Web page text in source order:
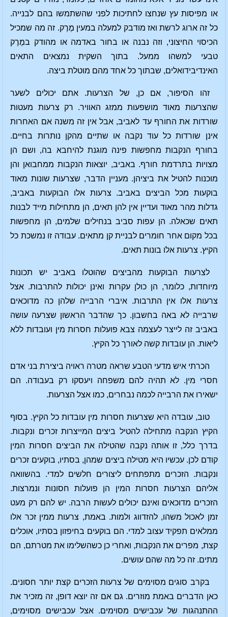
או מפיסות עץ שנחצו לחתיכות לפני שהשתמשו בהם לבנייה.
כל זה ארוג לרשת ואז מודבק למעלה במעין מֶרֶק. זה מה שמכיל
הכיסוי החיצוני, וזה נבנה או בחור באדמה או מהודק במֶרֶק
טבעי למשהו ממעל. בתוך השקית נמצאים התאים
האינדיבידואלים, שבתוך כל אחד מהם מוטלת ביצה.
זהו הסיפור, אם כן, של הצרעות. אתם יכולים לשער
שהצרעות מאוד מושפעות ממזג האוויר. רק צרעות מעטות
שורדות את החורף עד לאביב, אבל אין זה משנה אם האחרות
אינן שורדות כל עוד נקבה או שתיים מהקן נותרות בחיים.
בחורף הנקבות מחפשות פינה מוגנת להיחבא בה, ושם הן
מצויות בתרדמת חורף. באביב, יוצאות הנקבות ממחבואן והן
מוכנות להטיל את ביציהן. מעניין הדבר, שצרעות שונות מאוד
בוקעות מכל הביצים באביב. צרעות אלו הבוקעות באביב,
גדלות מהר מאוד ועדיין אין להן תאים, הן מתחילות מייד לבנות
תאים שכאלה. הן עפות סביב בנחילים שלמים, הן מחפשות
בכל מקום אחר חומרים לבניית קן מתאים. עבודה זו נמשכת כל
הקיץ. צרעות אלו בונות תאים.
לצרעות הבוקעות מהביצים שהוטלו באביב יש תכונות
מיוחדות, כלומר, הן כולן עקרות ואינן יכולות להתרבות. אצל
צרעות אלו אין התרבות. איברי הרבייה שלהן כה מדוכאים
שרבייה לא באה בחשבון. כך שהדבר הראשון שצרעה עושה
באביב זה לייצר לעצמה צבא פועלות חסרות מין ועובדות ללא
ליאות. הן עובדות קשה לאורך כל הקיץ.
הכרתי איש מדעי הטבע שראה מטרה ראויה ביצירת בני אדם
חסרי מין. לא תהיה להם משפחה ויעסקו רק בעבודה. הם
ישאירו את הרבייה לכמה נבחרים, כמו אצל הצרעות.
טוב, עובדה היא שצרעות חסרות מין עובדות כל הקיץ. בסוף
הקיץ הנקבה מתחילה להטיל ביצים המייצרות זכרים ונקבות.
בדרך כלל, זו אותה נקבה שהטילה את הביצים חסרות המין
קודם לכן. עכשיו היא מטילה ביצים שמהן, בסתיו, בוקעים זכרים
ונקבות. הזכרים מתפתחים ליצורים חלשים למדי. בהשוואה
אליהם הצרעות חסרות המין הן פועלות חסונות ונמרצות.
הזכרים מדוכאים ואינם יכולים לעשות הרבה. יש להם רק מעט
זמן לאכול משהו, להזדווג ולמות. באמת, צרעות ממין זכר אלו
ממלאים תפקיד עצוב למדי. הם בוקעים בחיפזון בסתיו, אוכלים
קצת, מפרים את הנקבות, ואחרי כן כשהשלימו את מטרתם, הם
מתים. זה כל מה שהם עושים.
בקרב סוגים מסוימים של צרעות הזכרים קצת יותר חסונים.
כאן הדברים באמת מוזרים. גם אם זה יוצא דופן, זה מזכיר את
ההתנהגות של עכבישים מסוימים. אצל עכבישים מסוימים,